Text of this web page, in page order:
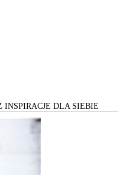
INSPIRACJE DLA SIEBIE